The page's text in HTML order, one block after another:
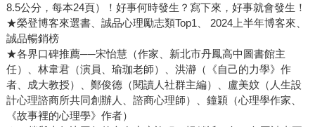
膽推估，教練們善用了導師心態。 回到當時那通關鍵通話，
分別套用進書中提出的三種心態：「執法者心態」（高標
準、低支持）；「保護者心態」（低標準、高支持）以及
「導師心態」（高標準、高支持），可能會有什麼樣不同的
感受？ 若教練是以「執法者心態」來邀約，有可能會是：
「因為我要你擔任隊長，所以無論如何，你都得扛下這個角
色的重擔。」這番話，無論幾歲的人，聽在耳裡都覺得負擔
8.5公分，每本24頁）！好事何時發生？寫下來，好事就會發生！
★榮登博客來選書、誠品心理勵志類Top1、 2024上半年博客來、
誠品暢銷榜
★各界口碑推薦──宋怡慧（作家、新北市丹鳳高中圖書館主
任）、林韋君（演員、瑜珈老師）、洪瀞（《自己的力學》作
者、成大教授）、鄭俊德（閱讀人社群主編）、盧美妏（人生設
計心理諮商所共同創辦人、諮商心理師）、鐘穎（心理學作家、
《故事裡的心理學》作者）